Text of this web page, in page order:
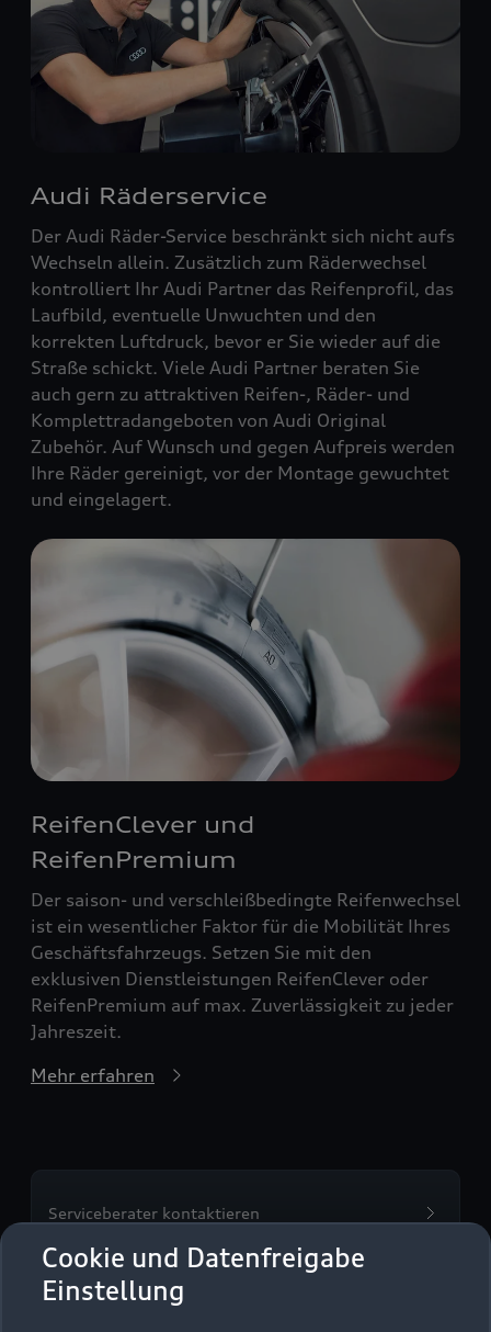
Cookie und Datenfreigabe
Einstellung
Audi Räderservice
Der Audi Räder-Service beschränkt sich nicht aufs
Wechseln allein. Zusätzlich zum Räderwechsel
kontrolliert Ihr Audi Partner das Reifenprofil, das
Laufbild, eventuelle Unwuchten und den
korrekten Luftdruck, bevor er Sie wieder auf die
Straße schickt. Viele Audi Partner beraten Sie
auch gern zu attraktiven Reifen-, Räder- und
Komplettradangeboten von Audi Original
Zubehör. Auf Wunsch und gegen Aufpreis werden
Ihre Räder gereinigt, vor der Montage gewuchtet
und eingelagert.
ReifenClever und
ReifenPremium
Der saison- und verschleißbedingte Reifenwechsel
ist ein wesentlicher Faktor für die Mobilität Ihres
Geschäftsfahrzeugs. Setzen Sie mit den
exklusiven Dienstleistungen ReifenClever oder
ReifenPremium auf max. Zuverlässigkeit zu jeder
Jahreszeit.
Mehr erfahren
Serviceberater kontaktieren